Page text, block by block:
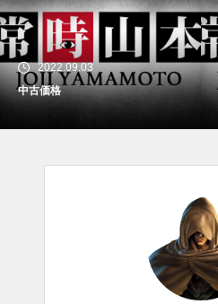
2022.09.03
中古価格